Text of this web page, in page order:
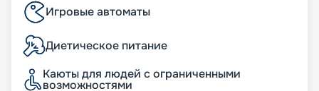
Игровые автоматы
Диетическое питание
Каюты для людей с ограниченными
возможностями